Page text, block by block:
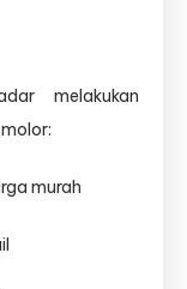
melakukan
murah